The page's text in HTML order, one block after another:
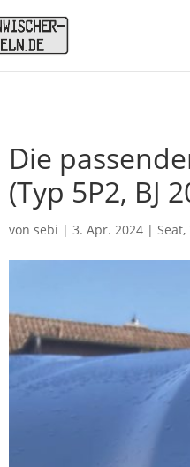
Die
(Typ 5P2, BJ
vonsebi |3. Apr. 2024 | Seat,